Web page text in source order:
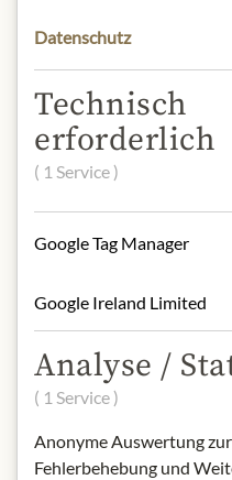
* Wir bitten um
Produktdesign
ZUTATEN
Kartoffeln,
Meersalz und
Brennwert
kcal
Fett:26,09 g
- davon
Kohlenhydrate:
- davon Zucker:
Ballaststoffe:4,6
Datenschutz
Technisch
erforderlich
( 1 Service )
Google Tag Manager
Google Ireland Limited
Analyse /
( 1 Service )
Anonyme Auswertung zur
Fehlerbehebung und